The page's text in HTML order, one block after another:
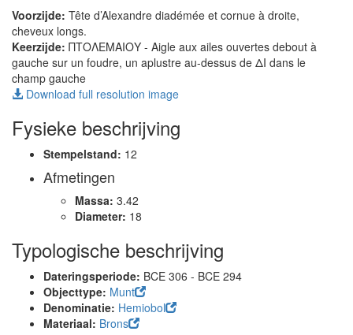
Voorzijde: Tête d’Alexandre diadémée et cornue à droite,
cheveux longs.
Keerzijde: ΠΤΟΛΕΜΑΙΟΥ - Aigle aux ailes ouvertes debout à
gauche sur un foudre, un aplustre au-dessus de ΔΙ dans le
champ gauche
Download full resolution image
Fysieke beschrijving
Stempelstand: 12
Afmetingen
Massa: 3.42
Diameter: 18
Typologische beschrijving
Dateringsperiode: BCE 306 - BCE 294
Objecttype: Munt
Denominatie: Hemiobol
Materiaal: Brons